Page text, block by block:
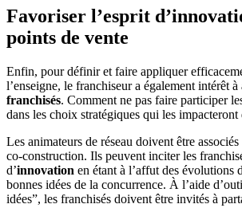
Favoriser l’esprit
points de vente
Enfin, pour définir et faire appliquer
l’enseigne, le franchiseur a également intérêt à
franchisés. Comment ne pas faire participer
dans les choix stratégiques qui les impacteront
Les animateurs de réseau doivent être
co-construction. Ils peuvent inciter les
d’innovation en étant à l’affut des évolutions
bonnes idées de la concurrence. À l’aide
idées”, les franchisés doivent être invités à